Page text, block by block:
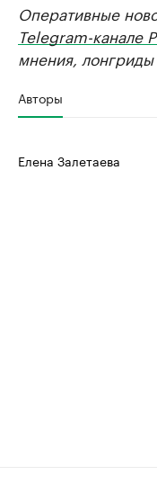
Оперативные
Telegram-канале
мнения,
Авторы
Елена Залетаева